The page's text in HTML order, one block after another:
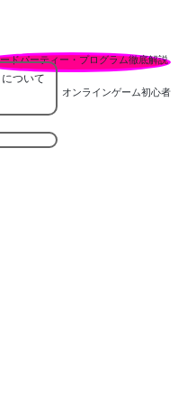
オンラインゲーム初心者
ついて